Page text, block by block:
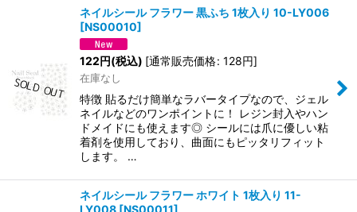
ネイルシール フラワー 黒ふち 1枚入り 10-LY006
[NS00010]
122円(税込) [通常販売価格: 128円]
在庫なし
特徴 貼るだけ簡単なラバータイプなので、ジェル
ネイルなどのワンポイントに！ レジン封入やハン
ドメイドにも使えます◎ シールには爪に優しい粘
着剤を使用しており、曲面にもピッタリフィット
します。 …
ネイルシール フラワー ホワイト 1枚入り 11-